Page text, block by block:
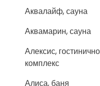
Аквалайф, сауна
Аквамарин, сауна
Алексис,
комплекс
Алиса, баня